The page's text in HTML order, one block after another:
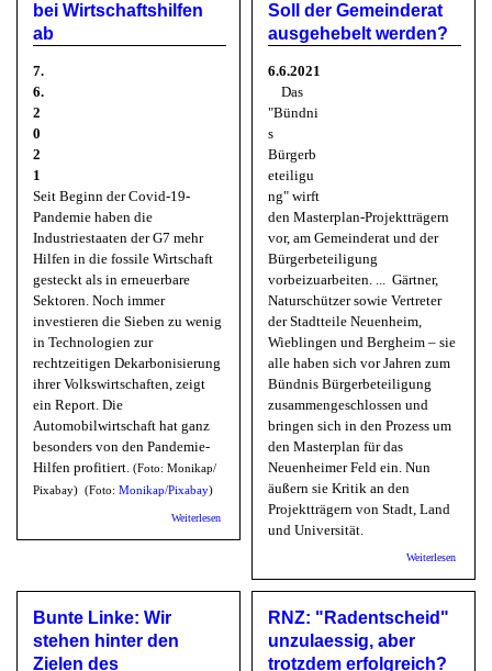
bei Wirtschaftshilfen
ab
7.
6.
2
0
2
1
Seit Beginn der Covid-19-
Pandemie haben die
Industriestaaten der G7 mehr
Hilfen in die fossile Wirtschaft
gesteckt als in erneuerbare
Sektoren. Noch immer
investieren die Sieben zu wenig
in Technologien zur
rechtzeitigen Dekarbonisierung
ihrer Volkswirtschaften, zeigt
ein Report. Die
Automobilwirtschaft hat ganz
besonders von den Pandemie-
Hilfen profitiert. (Foto: Monikap/​
Pixabay) (Foto: Monikap/​Pixabay)
Weiterlesen über klimareporter: Fossilwirtschaft sahnt bei
Wirtschaftshilfen ab
Soll der Gemeinderat
ausgehebelt werden?
6.6.2021
Das
"Bündni
s
Bürgerb
eteiligu
ng" wirft
den Masterplan-Projektträgern
vor, am Gemeinderat und der
Bürgerbeteiligung
vorbeizuarbeiten. ... Gärtner,
Naturschützer sowie Vertreter
der Stadtteile Neuenheim,
Wieblingen und Bergheim – sie
alle haben sich vor Jahren zum
Bündnis Bürgerbeteiligung
zusammengeschlossen und
bringen sich in den Prozess um
den Masterplan für das
Neuenheimer Feld ein. Nun
äußern sie Kritik an den
Projektträgern von Stadt, Land
und Universität.
Weiterlesen
Bunte Linke: Wir
stehen hinter den
Zielen des
RNZ: "Radentscheid"
unzulaessig, aber
trotzdem erfolgreich?